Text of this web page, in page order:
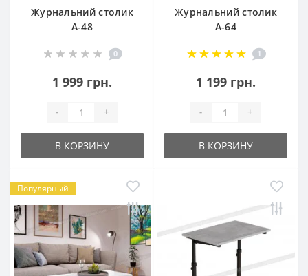
Журнальний столик
А-48
0
1 999 грн.
- +
В КОРЗИНУ
Журнальний столик
А-64
1
1 199 грн.
- +
В КОРЗИНУ
Популярный